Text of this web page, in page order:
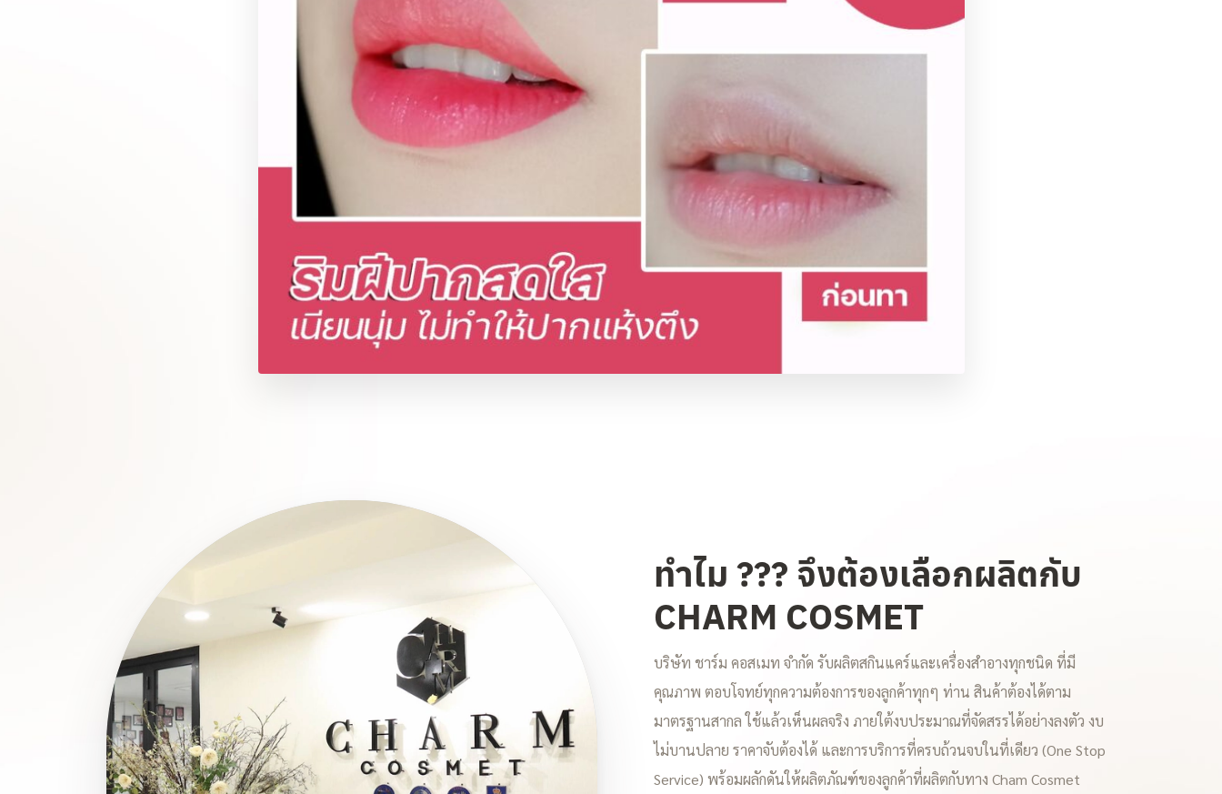
ทำไม ??? จึงต้องเลือกผลิตกับ
CHARM COSMET
บริษัท ชาร์ม คอสเมท จำกัด รับผลิตสกินแคร์และเครื่องสำอางทุกชนิด ที่มี
คุณภาพ ตอบโจทย์ทุกความต้องการของลูกค้าทุกๆ ท่าน สินค้าต้องได้ตาม
มาตรฐานสากล ใช้แล้วเห็นผลจริง ภายใต้งบประมาณที่จัดสรรได้อย่างลงตัว งบ
ไม่บานปลาย ราคาจับต้องได้ และการบริการที่ครบถ้วนจบในที่เดียว (One Stop
Service) พร้อมผลักดันให้ผลิตภัณฑ์ของลูกค้าที่ผลิตกับทาง Cham Cosmet